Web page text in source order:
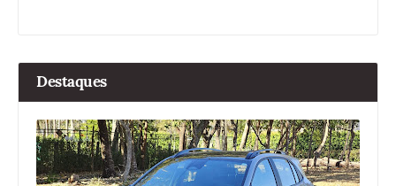
Destaques